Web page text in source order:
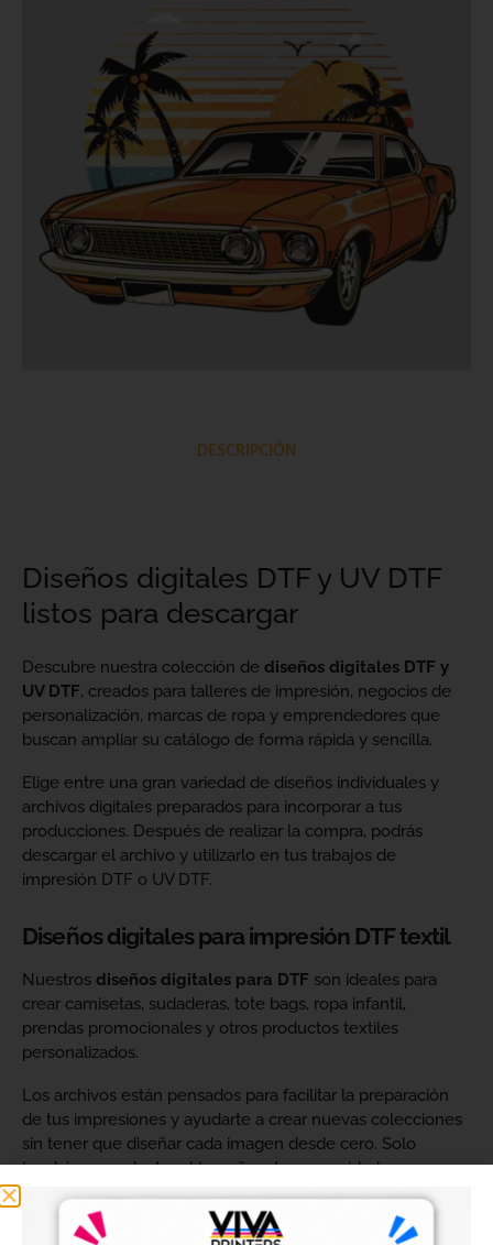
DESCRIPCIÓN
Diseños digitales DTF y UV DTF
listos para descargar
Descubre nuestra colección de diseños digitales DTF y
UV DTF, creados para talleres de impresión, negocios de
personalización, marcas de ropa y emprendedores que
buscan ampliar su catálogo de forma rápida y sencilla.
Elige entre una gran variedad de diseños individuales y
archivos digitales preparados para incorporar a tus
producciones. Después de realizar la compra, podrás
descargar el archivo y utilizarlo en tus trabajos de
impresión DTF o UV DTF.
Diseños digitales para impresión DTF textil
Nuestros diseños digitales para DTF son ideales para
crear camisetas, sudaderas, tote bags, ropa infantil,
prendas promocionales y otros productos textiles
personalizados.
Los archivos están pensados para facilitar la preparación
de tus impresiones y ayudarte a crear nuevas colecciones
sin tener que diseñar cada imagen desde cero. Solo
tendrás que adaptar el tamaño a tus necesidades, preparar
el archivo en tu programa de impresión y producirlo con tu
maquinaria DTF.